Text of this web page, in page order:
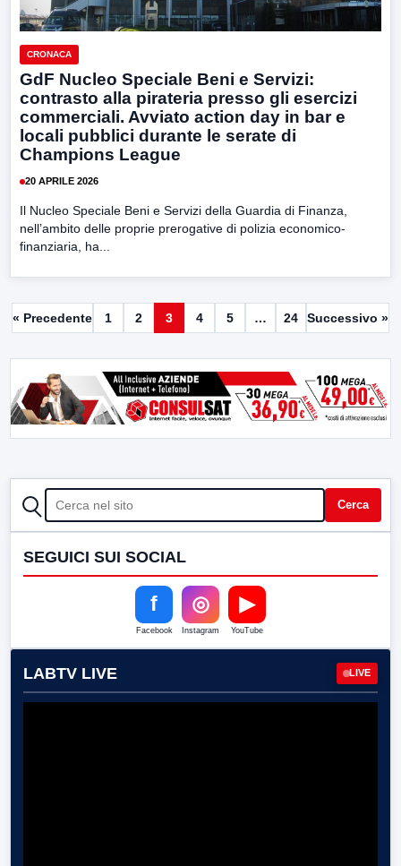
CRONACA
GdF Nucleo Speciale Beni e Servizi:
contrasto alla pirateria presso gli esercizi
commerciali. Avviato action day in bar e
locali pubblici durante le serate di
Champions League
20 APRILE 2026
Il Nucleo Speciale Beni e Servizi della Guardia di Finanza,
nell’ambito delle proprie prerogative di polizia economico-
finanziaria, ha...
« Precedente 1 2 3 4 5 … 24 Successivo »
CERCA Cerca
SEGUICI SUI SOCIAL
f
Facebook
◎
Instagram
▶
YouTube
LABTV LIVE LIVE